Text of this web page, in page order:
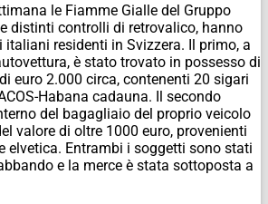
le Fiamme Gialle del Gruppo
distinti controlli di retrovalico, hanno
residenti in Svizzera. Il primo, a
è stato trovato in possesso di
euro 2.000 circa, contenenti 20 sigari
Habana cadauna. Il secondo
del bagagliaio del proprio veicolo
valore di oltre 1000 euro, provenienti
elvetica. Entrambi i soggetti sono stati
e la merce è stata sottoposta a